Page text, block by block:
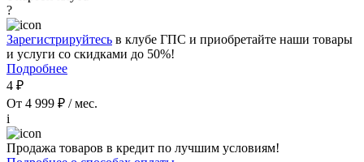
?
Зарегистрируйтесь в клубе ГПС и приобретайте наши товары
и услуги со скидками до 50%!
Подробнее
4 ₽
От 4 999 ₽ / мес.
i
Продажа товаров в кредит по лучшим условиям!